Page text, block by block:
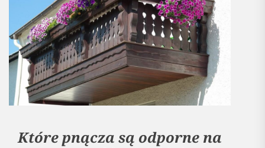
Które pnącza są odporne na